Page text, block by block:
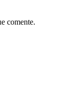
comente.